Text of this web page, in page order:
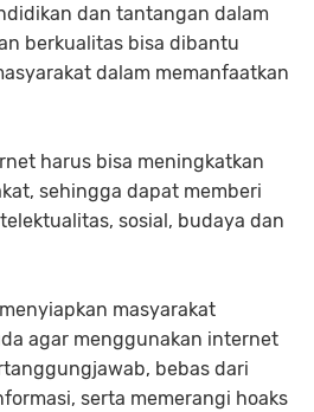
dan tantangan dalam
berkualitas bisa dibantu
dalam memanfaatkan
harus bisa meningkatkan
sehingga dapat memberi
sosial, budaya dan
masyarakat
agar menggunakan internet
bebas dari
serta memerangi hoaks